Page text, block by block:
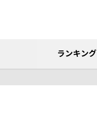
ランキング